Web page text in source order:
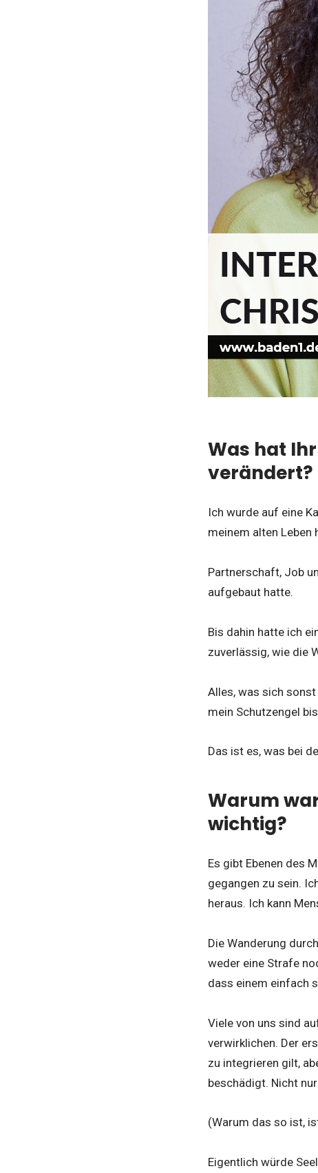
Was hat
verändert?
Ich wurde auf eine
meinem alten Leben
Partnerschaft, Job
aufgebaut hatte.
Bis dahin hatte ich
zuverlässig, wie die
Alles, was sich
mein Schutzengel
Das ist es, was bei
Warum
wichtig?
Es gibt Ebenen des
gegangen zu sein.
heraus. Ich kann
Die Wanderung
weder eine Strafe
dass einem einfach
Viele von uns sind
verwirklichen. Der
zu integrieren gilt,
beschädigt. Nicht
(Warum das so ist,
Eigentlich würde